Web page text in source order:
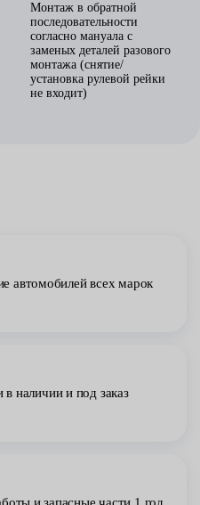
Монтаж в обратной
последовательности
согласно мануала с
заменых деталей разового
монтажа (снятие/
установка рулевой рейки
не входит)
автомобилей всех марок
в наличии и под заказ